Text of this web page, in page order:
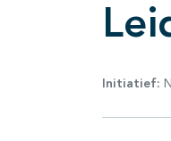
Initiatief: